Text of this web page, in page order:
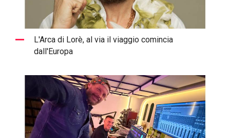
L'Arca di Lorè, al via il viaggio comincia
dall'Europa